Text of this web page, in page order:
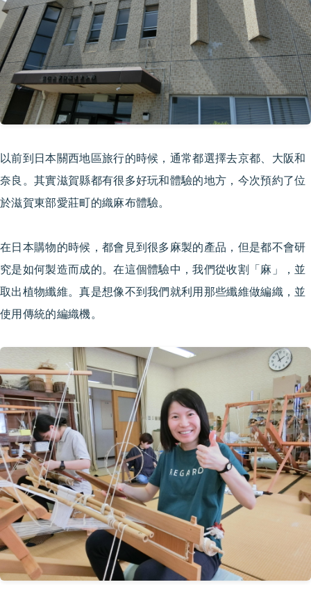
以前到日本關西地區旅行的時候，通常都選擇去京都、大阪和
奈良。其實滋賀縣都有很多好玩和體驗的地方，今次預約了位
於滋賀東部愛莊町的織麻布體驗。
在日本購物的時候，都會見到很多麻製的產品，但是都不會研
究是如何製造而成的。在這個體驗中，我們從收割「麻」，並
取出植物纖維。真是想像不到我們就利用那些纖維做編織，並
使用傳統的編織機。